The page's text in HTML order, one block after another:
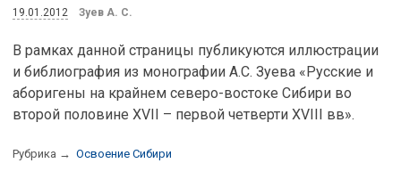
19.01.2012 Зуев А. С.
В рамках данной страницы публикуются иллюстрации
и библиография из монографии А.С. Зуева «Русские и
аборигены на крайнем северо-востоке Cибири во
второй половине XVII – первой четверти XVIII вв».
Рубрика → Освоение Сибири